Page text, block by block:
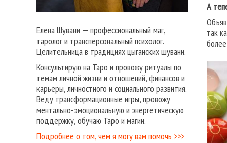
А
так
Елена Шувани — профессиональный маг,
таролог и трансперсональный психолог.
Целительница в традициях цыганских шувани.
Консультирую на Таро и провожу ритуалы по
темам личной жизни и отношений, финансов и
карьеры, личностного и социального развития.
Веду трансформационные игры, провожу
ментально-эмоциональную и энергетическую
поддержку, обучаю Таро и магии.
Подробнее о том, чем я могу вам помочь >>>